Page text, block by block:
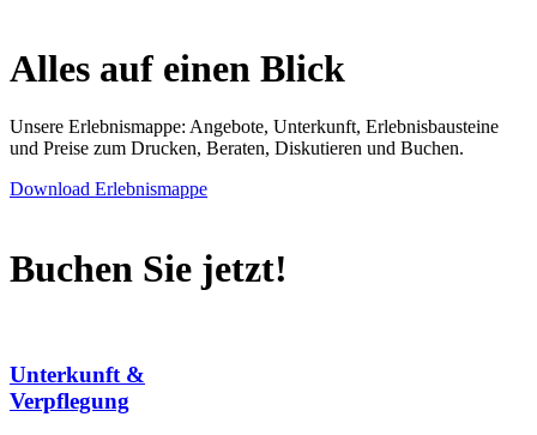
Alles auf einen Blick
Unsere Erlebnismappe: Angebote, Unterkunft, Erlebnisbausteine
und Preise zum Drucken, Beraten, Diskutieren und Buchen.
Download Erlebnismappe
Buchen Sie jetzt!
Unterkunft &
Verpflegung